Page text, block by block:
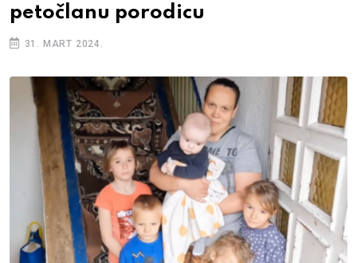
petočlanu porodicu
31. MART 2024.